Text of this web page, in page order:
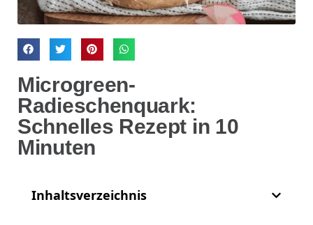
Microgreen-
Radieschenquark:
Schnelles Rezept in 10
Minuten
Inhaltsverzeichnis